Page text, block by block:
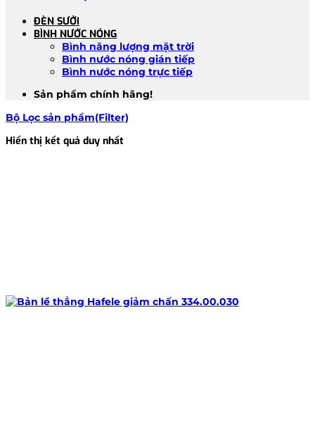
ĐÈN SƯỞI
BÌNH NƯỚC NÓNG
Bình năng lượng mặt trời
Bình nước nóng gián tiếp
Bình nước nóng trực tiếp
Sản phẩm chính hãng!
Bộ Lọc sản phẩm(Filter)
Hiển thị kết quả duy nhất